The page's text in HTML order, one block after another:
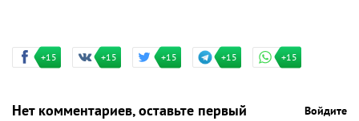
+15 +15 +15 +15 +15
Нет комментариев, оставьте первый Войдите